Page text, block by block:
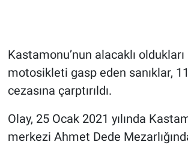
Kastamonu’nun alacaklı oldukları
motosikleti gasp eden sanıklar,
cezasına çarptırıldı.
Olay, 25 Ocak 2021 yılında
merkezi Ahmet Dede